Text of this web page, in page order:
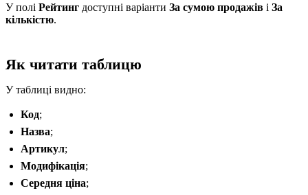
У полі Рейтинг доступні варіанти За сумою продажів і За
кількістю.
Як читати таблицю
У таблиці видно:
Код;
Назва;
Артикул;
Модифікація;
Середня ціна;